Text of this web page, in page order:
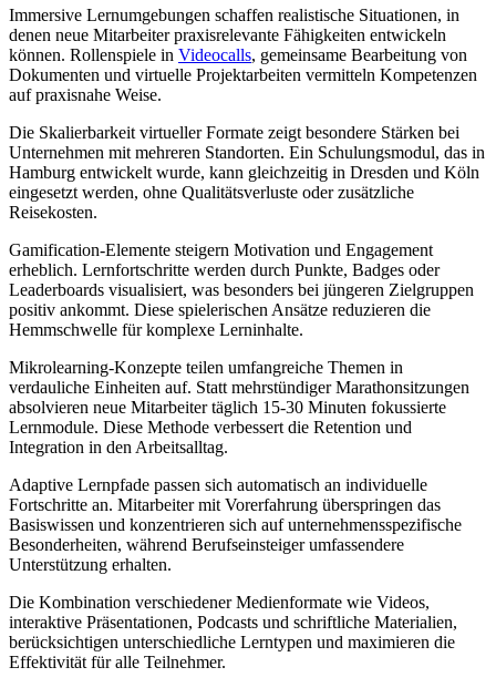
Immersive Lernumgebungen schaffen realistische Situationen, in
denen neue Mitarbeiter praxisrelevante Fähigkeiten entwickeln
können. Rollenspiele in Videocalls, gemeinsame Bearbeitung von
Dokumenten und virtuelle Projektarbeiten vermitteln Kompetenzen
auf praxisnahe Weise.
Die Skalierbarkeit virtueller Formate zeigt besondere Stärken bei
Unternehmen mit mehreren Standorten. Ein Schulungsmodul, das in
Hamburg entwickelt wurde, kann gleichzeitig in Dresden und Köln
eingesetzt werden, ohne Qualitätsverluste oder zusätzliche
Reisekosten.
Gamification-Elemente steigern Motivation und Engagement
erheblich. Lernfortschritte werden durch Punkte, Badges oder
Leaderboards visualisiert, was besonders bei jüngeren Zielgruppen
positiv ankommt. Diese spielerischen Ansätze reduzieren die
Hemmschwelle für komplexe Lerninhalte.
Mikrolearning-Konzepte teilen umfangreiche Themen in
verdauliche Einheiten auf. Statt mehrstündiger Marathonsitzungen
absolvieren neue Mitarbeiter täglich 15-30 Minuten fokussierte
Lernmodule. Diese Methode verbessert die Retention und
Integration in den Arbeitsalltag.
Adaptive Lernpfade passen sich automatisch an individuelle
Fortschritte an. Mitarbeiter mit Vorerfahrung überspringen das
Basiswissen und konzentrieren sich auf unternehmensspezifische
Besonderheiten, während Berufseinsteiger umfassendere
Unterstützung erhalten.
Die Kombination verschiedener Medienformate wie Videos,
interaktive Präsentationen, Podcasts und schriftliche Materialien,
berücksichtigen unterschiedliche Lerntypen und maximieren die
Effektivität für alle Teilnehmer.